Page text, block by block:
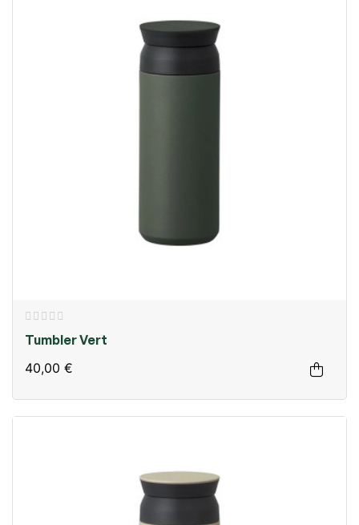
Tumbler Vert
40,00 €